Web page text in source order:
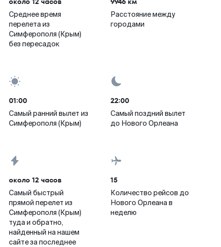
Среднее время
перелета из
Симферополя (Крым)
без пересадок
Расстояние между
городами
01:00
Самый ранний вылет из
Симферополя (Крым)
22:00
Самый поздний вылет
до Нового Орлеана
около 12 часов
Самый быстрый
прямой перелет из
Симферополя (Крым)
туда и обратно,
найденный на нашем
сайте за последнее
15
Количество рейсов до
Нового Орлеана в
неделю